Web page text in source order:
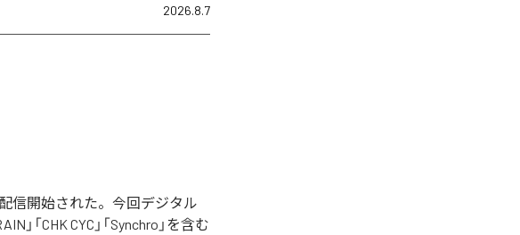
2026.8.7
配信開始された。今回デジタル
」「CHK CYC」「Synchro」を含む